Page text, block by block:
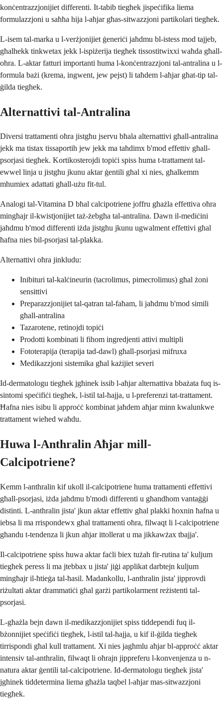
konċentrazzjonijiet differenti. It-tabib tiegħek jispeċifika liema
formulazzjoni u saħħa hija l-aħjar għas-sitwazzjoni partikolari tiegħek.
L-isem tal-marka u l-verżjonijiet ġeneriċi jaħdmu bl-istess mod tajjeb,
għalhekk tinkwetax jekk l-ispiżerija tiegħek tissostitwixxi waħda għall-
oħra. L-aktar fatturi importanti huma l-konċentrazzjoni tal-antralina u l-
formula bażi (krema, ingwent, jew pejst) li taħdem l-aħjar għat-tip tal-
ġilda tiegħek.
Alternattivi tal-Antralina
Diversi trattamenti oħra jistgħu jservu bħala alternattivi għall-antralina
jekk ma tistax tissaportih jew jekk ma taħdimx b'mod effettiv għall-
psorjasi tiegħek. Kortikosterojdi topiċi spiss huma t-trattament tal-
ewwel linja u jistgħu jkunu aktar ġentili għal xi nies, għalkemm
mhumiex adattati għall-użu fit-tul.
Analogi tal-Vitamina D bħal calcipotriene joffru għażla effettiva oħra
mingħajr il-kwistjonijiet taż-żebgħa tal-antralina. Dawn il-mediċini
jaħdmu b'mod differenti iżda jistgħu jkunu ugwalment effettivi għal
ħafna nies bil-psorjasi tal-plakka.
Alternattivi oħra jinkludu:
Inibituri tal-kalċineurin (tacrolimus, pimecrolimus) għal żoni
sensittivi
Preparazzjonijiet tal-qatran tal-faħam, li jaħdmu b'mod simili
għall-antralina
Tazarotene, retinojdi topiċi
Prodotti kombinati li fihom ingredjenti attivi multipli
Fototerapija (terapija tad-dawl) għall-psorjasi mifruxa
Medikazzjoni sistemika għal każijiet severi
Id-dermatologu tiegħek jgħinek issib l-aħjar alternattiva bbażata fuq is-
sintomi speċifiċi tiegħek, l-istil tal-ħajja, u l-preferenzi tat-trattament.
Ħafna nies isibu li approċċ kombinat jaħdem aħjar minn kwalunkwe
trattament wieħed waħdu.
Huwa l-Anthralin Aħjar mill-
Calcipotriene?
Kemm l-anthralin kif ukoll il-calcipotriene huma trattamenti effettivi
għall-psorjasi, iżda jaħdmu b'modi differenti u għandhom vantaġġi
distinti. L-anthralin jista' jkun aktar effettiv għal plakki ħoxnin ħafna u
iebsa li ma rrispondewx għal trattamenti oħra, filwaqt li l-calcipotriene
għandu t-tendenza li jkun aħjar ittollerat u ma jikkawżax tbajja'.
Il-calcipotriene spiss huwa aktar faċli biex tużah fir-rutina ta' kuljum
tiegħek peress li ma jtebbax u jista' jiġi applikat darbtejn kuljum
mingħajr il-ħtieġa tal-ħasil. Madankollu, l-anthralin jista' jipprovdi
riżultati aktar drammatiċi għal garżi partikolarment reżistenti tal-
psorjasi.
L-għażla bejn dawn il-medikazzjonijiet spiss tiddependi fuq il-
bżonnijiet speċifiċi tiegħek, l-istil tal-ħajja, u kif il-ġilda tiegħek
tirrispondi għal kull trattament. Xi nies jagħmlu aħjar bl-approċċ aktar
intensiv tal-anthralin, filwaqt li oħrajn jippreferu l-konvenjenza u n-
natura aktar ġentili tal-calcipotriene. Id-dermatologu tiegħek jista'
jgħinek tiddetermina liema għażla taqbel l-aħjar mas-sitwazzjoni
tiegħek.